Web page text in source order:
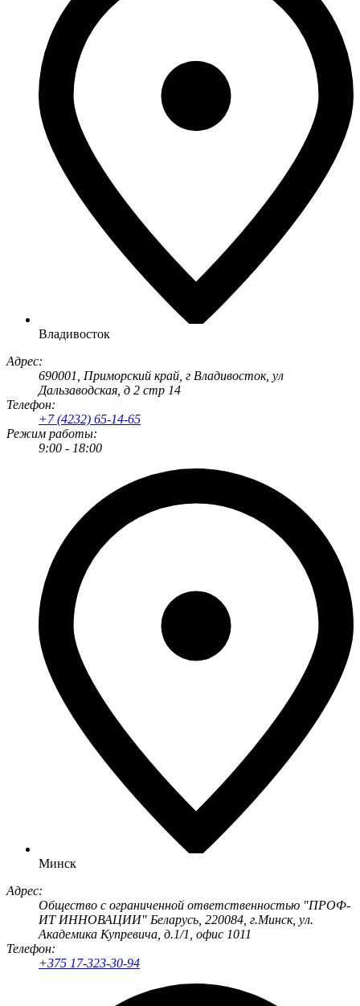
Владивосток
Адрес:
690001
, Приморский край, г Владивосток, ул
Дальзаводская, д 2 стр 14
Телефон:
+7 (4232) 65-14-65
Режим работы:
9:00 - 18:00
Минск
Адрес:
Общество с ограниченной ответственностью "ПРОФ-
ИТ ИННОВАЦИИ" Беларусь, 220084, г.Минск, ул.
Академика Купревича, д.1/1, офис 1011
Телефон:
+375 17-323-30-94